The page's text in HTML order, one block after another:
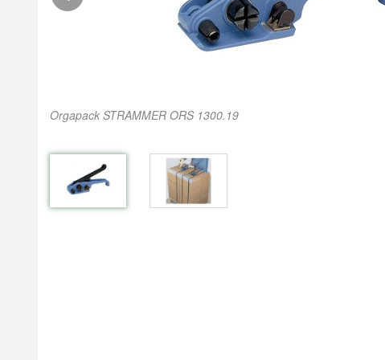
Orgapack STRAMMER ORS 1300.19